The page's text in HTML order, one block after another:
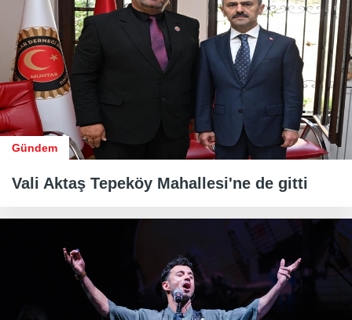
Gündem
Vali Aktaş Tepeköy Mahallesi'ne de gitti